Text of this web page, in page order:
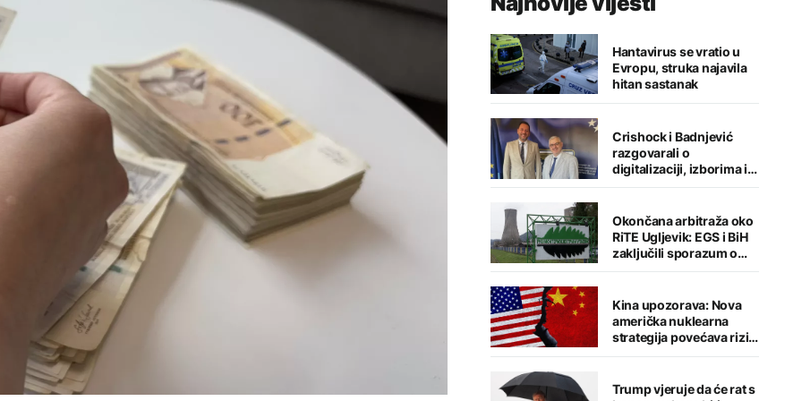
Hantavirus se vratio u
Evropu, struka najavila
hitan sastanak
Crishock i Badnjević
razgovarali o
digitalizaciji, izborima i
jačanju institucija BiH
Okončana arbitraža oko
RiTE Ugljevik: EGS i BiH
zaključili sporazum o
nagodbi
Kina upozorava: Nova
američka nuklearna
strategija povećava rizik
od globalnog sukoba
Trump vjeruje da će rat s